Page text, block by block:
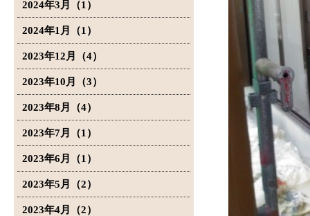
2024年3月（1）
2024年1月（1）
2023年12月（4）
2023年10月（3）
2023年8月（4）
2023年7月（1）
2023年6月（1）
2023年5月（2）
2023年4月（2）